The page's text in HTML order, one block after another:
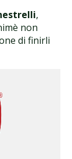
,
non
di finirli